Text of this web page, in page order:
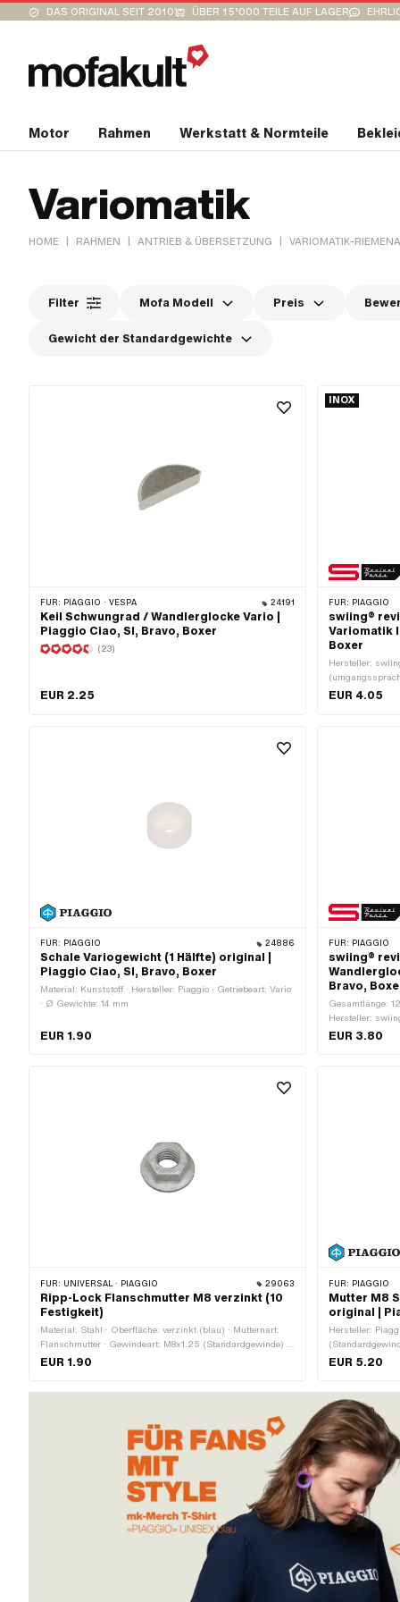
DAS ORIGINAL SEIT 2010 ÜBER 15’000 TEILE AUF LAGER
Motor Rahmen Werkstatt & Normteile
Variomatik
HOME | RAHMEN | ANTRIEB & ÜBERSETZUNG | VARIOMATIK-
Filter Mofa Modell Preis
Gewicht der Standardgewichte
FÜR: PIAGGIO · VESPA 24191
Keil Schwungrad / Wandlerglocke Vario |
Piaggio Ciao, SI, Bravo, Boxer
(23)
EUR 2.25
INOX
FÜR: PIAGGIO
swiing®
Variomatik
Boxer
Hersteller:
mm · Ø innen:
EUR 4.05
FÜR: PIAGGIO 24886
Schale Variogewicht (1 Hälfte) original |
Piaggio Ciao, SI, Bravo, Boxer
Material: Kunststoff · Hersteller: Piaggio · Getriebeart: Vario
· Ø Gewichte: 14 mm
EUR 1.90
FÜR: PIAGGIO
swiing®
Bravo,
Gesamtlänge:
Hersteller:
Oberfläche:
EUR 3.80
FÜR: UNIVERSAL · PIAGGIO 29063
Ripp-Lock Flanschmutter M8 verzinkt (10
Festigkeit)
Material: Stahl · Oberfläche: verzinkt (blau) · Mutternart:
Flanschmutter · Gewindeart: M8x1.25 (Standardgewinde) ·
Antrieb: Aussensechskant · Nenndurchmesser (Gewinde):
EUR 1.90
FÜR: PIAGGIO
Mutter M8
original |
Hersteller:
Höhe: 7 mm ·
EUR 5.20